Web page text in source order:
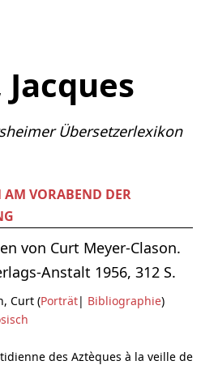
Übersetzerlexikon
AM VORABEND DER
von Curt Meyer-Clason.
Anstalt 1956, 312 S.
Curt (Porträt| Bibliographie)
des Aztèques à la veille de